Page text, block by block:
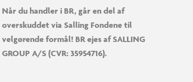
Når du handler i BR, går en del af
overskuddet via Salling Fondene til
velgørende formål! BR ejes af SALLING
GROUP A/S (CVR: 35954716).